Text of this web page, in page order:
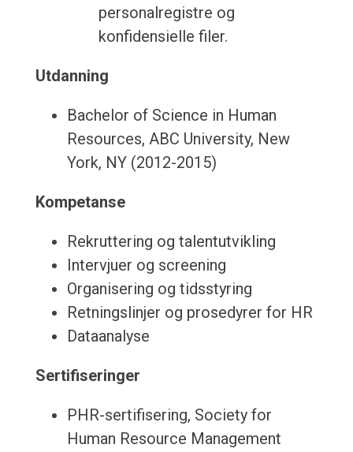
personalregistre og
konfidensielle filer.
Utdanning
Bachelor of Science in Human
Resources, ABC University, New
York, NY (2012-2015)
Kompetanse
Rekruttering og talentutvikling
Intervjuer og screening
Organisering og tidsstyring
Retningslinjer og prosedyrer for HR
Dataanalyse
Sertifiseringer
PHR-sertifisering, Society for
Human Resource Management